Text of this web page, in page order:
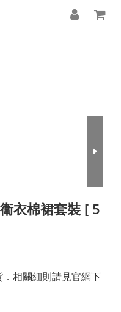
衣棉裙套裝 [ 5
相關細則請見官網下